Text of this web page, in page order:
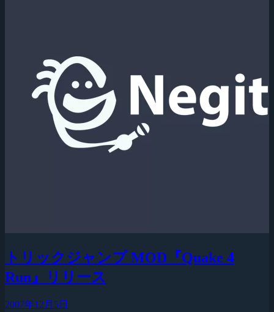
トリックジャンプ MOD『Quake 4
Run』リリース
2007年12月5日